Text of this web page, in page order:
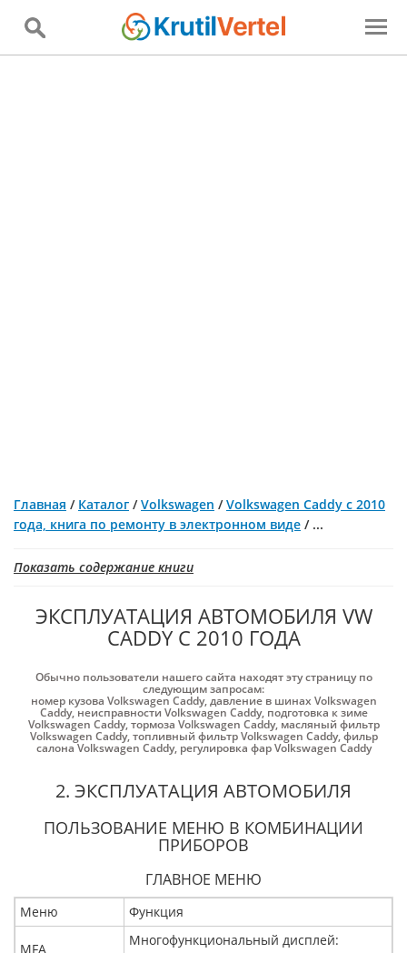
Главная / Каталог /Volkswagen /Volkswagen Caddy с 2010
года, книга по ремонту в электронном виде / ...
Показать содержание книги
ЭКСПЛУАТАЦИЯ АВТОМОБИЛЯ VW
CADDY С 2010 ГОДА
Обычно пользователи нашего сайта находят эту страницу по
следующим запросам:
номер кузова Volkswagen Caddy,давление в шинах Volkswagen
Caddy,неисправности Volkswagen Caddy, подготовка к зиме
Volkswagen Caddy,тормоза Volkswagen Caddy, масляный фильтр
Volkswagen Caddy,топливный фильтр Volkswagen Caddy,фильр
салона Volkswagen Caddy, регулировка фар Volkswagen Caddy
2. ЭКСПЛУАТАЦИЯ АВТОМОБИЛЯ
ПОЛЬЗОВАНИЕ МЕНЮ В КОМБИНАЦИИ
ПРИБОРОВ
ГЛАВНОЕ МЕНЮ
Меню Функция
MFA
Многофункциональный дисплей: